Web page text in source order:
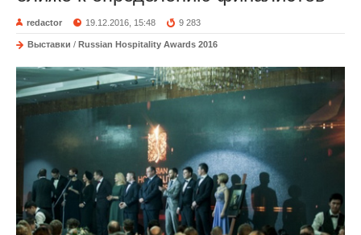
redactor 19.12.2016, 15:48 9 283
Выставки / Russian Hospitality Awards 2016